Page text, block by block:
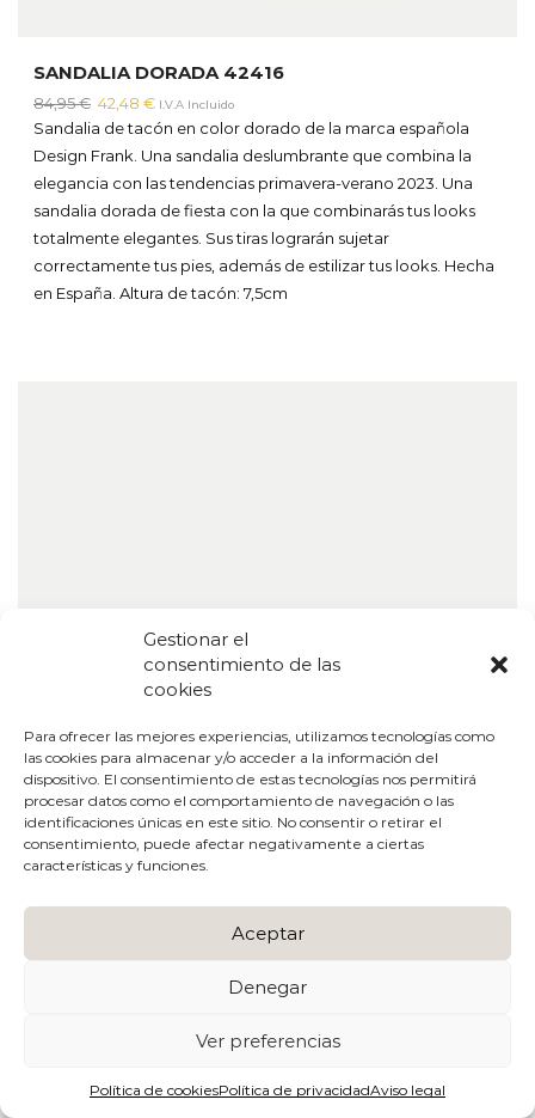
Gestionar el
consentimiento de las
cookies
Para ofrecer las mejores experiencias, utilizamos tecnologías como
las cookies para almacenar y/o acceder a la información del
dispositivo. El consentimiento de estas tecnologías nos permitirá
procesar datos como el comportamiento de navegación o las
identificaciones únicas en este sitio. No consentir o retirar el
consentimiento, puede afectar negativamente a ciertas
características y funciones.
Aceptar
Denegar
Ver preferencias
Política de cookiesPolítica de privacidadAviso legal
SANDALIA DORADA 42416
84,95€ El
precio
original
84,95 €.
42,48 €El
precio
42,48 €.
I.V.A Incluido
Sandalia de tacón en color dorado de la marca española
Design Frank. Una sandalia deslumbrante que combina la
elegancia con las tendencias primavera-verano 2023. Una
sandalia dorada de fiesta con la que combinarás tus looks
totalmente elegantes. Sus tiras lograrán sujetar
correctamente tus pies, además de estilizar tus looks. Hecha
en España. Altura de tacón: 7,5cm
44,98 €.
tonalidades marrones junto al color blanco de la marca
un diseño geométrico que le da el toque original que
distingue tus looks de día y noche. La comodidad y la